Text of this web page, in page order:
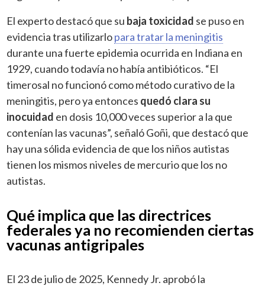
El experto destacó que su baja toxicidad se puso en
evidencia tras utilizarlopara tratar la meningitis
durante una fuerte epidemia ocurrida en Indiana en
1929, cuando todavía no había antibióticos. “El
timerosal no funcionó como método curativo de la
meningitis, pero ya entonces quedó clara su
inocuidad en dosis 10,000 veces superior a la que
contenían las vacunas”, señaló Goñi, que destacó que
hay una sólida evidencia de que los niños autistas
tienen los mismos niveles de mercurio que los no
autistas.
Qué implica que las directrices
federales ya no recomienden ciertas
vacunas antigripales
El 23 de julio de 2025, Kennedy Jr. aprobó la